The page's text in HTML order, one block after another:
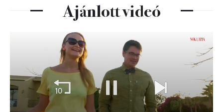
Ajánlott videó